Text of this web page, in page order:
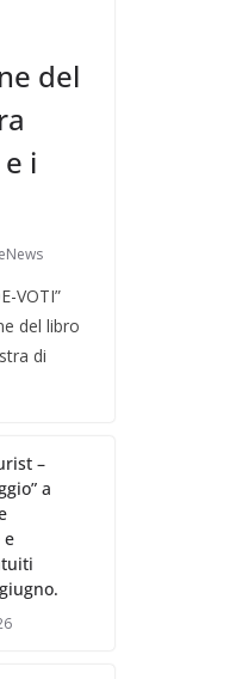
del
i
VOTI”
del libro
di
–
a
e